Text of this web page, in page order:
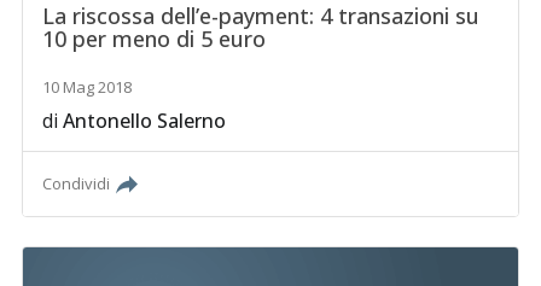
La riscossa dell’e-payment: 4 transazioni su
10 per meno di 5 euro
10 Mag 2018
diAntonello Salerno
Condividi